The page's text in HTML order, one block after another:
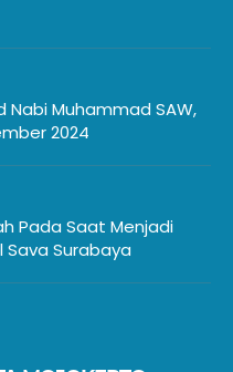
Nabi Muhammad SAW,
2024
Pada Saat Menjadi
Surabaya